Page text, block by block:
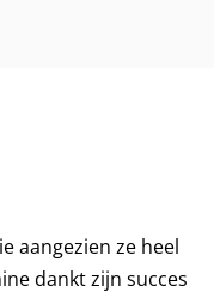
aangezien ze heel
dankt zijn succes